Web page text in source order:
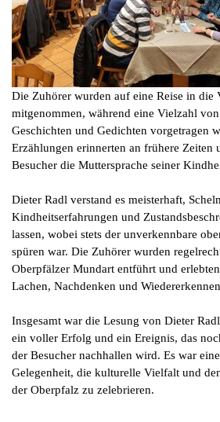
Die Zuhörer wurden auf eine Reise in die
mitgenommen, während eine Vielzahl
Geschichten und Gedichten vorgetragen
Erzählungen erinnerten an frühere Zeiten
Besucher die Muttersprache seiner
Dieter Radl verstand es meisterhaft,
Kindheitserfahrungen und
lassen, wobei stets der unverkennbare
spüren war. Die Zuhörer wurden
Oberpfälzer Mundart entführt und
Lachen, Nachdenken und
Insgesamt war die Lesung von Dieter
ein voller Erfolg und ein Ereignis, das
der Besucher nachhallen wird. Es war
Gelegenheit, die kulturelle Vielfalt und
der Oberpfalz zu zelebrieren.